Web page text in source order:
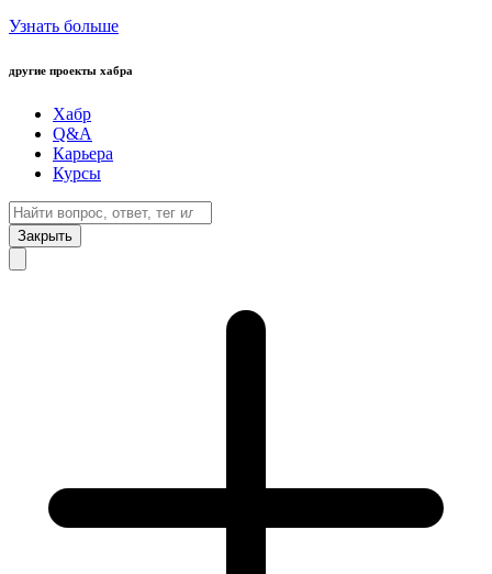
Узнать больше
другие проекты хабра
Хабр
Q&A
Карьера
Курсы
Закрыть